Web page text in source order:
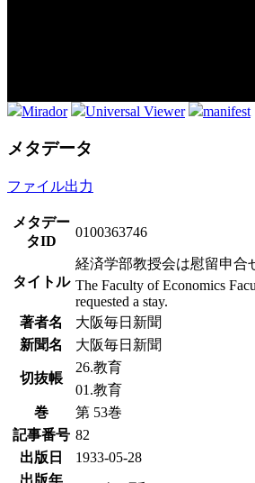
Mirador Universal Viewer manifest
メタデータ
ファイル出力
メタデー
タID
0100363746
タイトル
経済学部教授会は慰留申合
The Faculty of Economics
requested a stay.
著者名
大阪毎日新聞
新聞名
大阪毎日新聞
切抜帳
26.教育
01.教育
巻
第 53巻
記事番号 82
出版日
1933-05-28
出版年